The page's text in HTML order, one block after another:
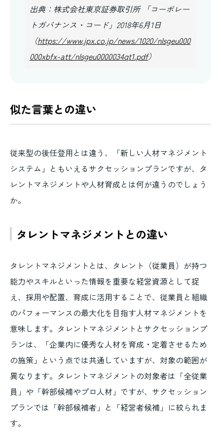
出典：株式会社東京証券取引所 「コーポレー
トガバナンス・コード」2018年6月1日
（https://www.jpx.co.jp/news/1020/nlsgeu000
000xbfx-att/nlsgeu0000034qt1.pdf）
似た言葉との違い
従来型の後任登用とは違う、「新しい人材マネジメント
システム」ともいえるサクセッションプランですが、タ
レントマネジメントや人材育成とは何が違うのでしょう
か。
タレントマネジメントとの違い
タレントマネジメントとは、タレント（従業員）が持つ
能力やスキルといった情報を重要な経営資源として捉
え、採用や配置、育成に活用することで、従業員と組織
のパフォーマンスの最大化を目指す人材マネジメントを
意味します。タレントマネジメントとサクセッションプ
ランは、「企業内に優秀な人材を育成・定着させるため
の施策」という点では共通していますが、対象の範囲が
異なります。タレントマネジメントの対象者は「全従業
員」や「幹部候補やプロ人材」ですが、サクセッション
プランでは「幹部候補者」と「経営者候補」に絞られま
す。